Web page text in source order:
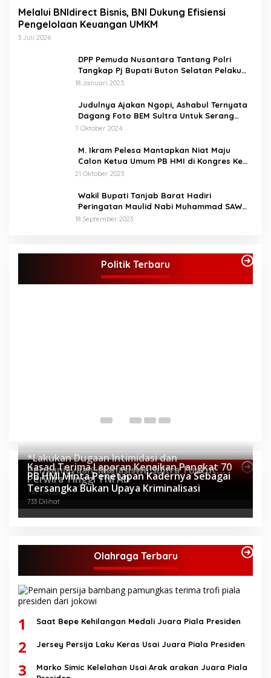
Melalui BNIdirect Bisnis, BNI Dukung Efisiensi
Pengelolaan Keuangan UMKM
3 Juli 2026
DPP Pemuda Nusantara Tantang Polri
Tangkap Pj Bupati Buton Selatan Pelaku
Penganiaya Aktvis HMI
18 Januari 2025
Judulnya Ajakan Ngopi, Ashabul Ternyata
Dagang Foto BEM Sultra Untuk Serang
Paslon
7 Oktober 2024
M. Ikram Pelesa Mantapkan Niat Maju
Calon Ketua Umum PB HMI di Kongres Ke
XXXII Pontianak
21 Oktober 2023
Wakil Bupati Tanjab Barat Hadiri
Peringatan Maulid Nabi Muhammad SAW
1445 H di Masjid Darul Falah Senyerang
18 September 2023
Politik Terbaru
Wakil Bupati Merangin Terpilih
7 Februari 2025
Topik Internasional
*Lakukan Dugaan Intimidasi dan
Penganiayaan, Mahasiswa Sultra Tuntut
Pemecatan Pj Bupati Buton Selatan*
811 Dilihat
Kasad Terima Laporan Kenaikan Pangkat 70
Perwira Tinggi TNI AD
751 Dilihat
PB HMI Minta Penetapan Kadernya Sebagai
Tersangka Bukan Upaya Kriminalisasi
733 Dilihat
Olahraga Terbaru
1 Saat Bepe Kehilangan Medali Juara Piala Presiden
2 Jersey Persija Laku Keras Usai Juara Piala Presiden
3
Marko Simic Kelelahan Usai Arak arakan Juara Piala